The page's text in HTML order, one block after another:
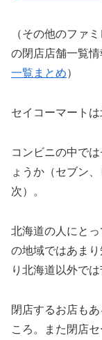
（その他のファ
の閉店店舗一覧
一覧まとめ）
セイコーマート
コンビニの中で
ょうか（セブン
次）。
北海道の人にと
の地域ではあま
り北海道以外で
閉店するお店も
ころ。また閉店